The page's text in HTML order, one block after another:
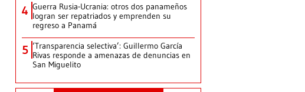
4 Guerra Rusia-Ucrania: otros dos panameños
logran ser repatriados y emprenden su
regreso a Panamá
5 ‘Transparencia selectiva’: Guillermo García
Rivas responde a amenazas de denuncias en
San Miguelito